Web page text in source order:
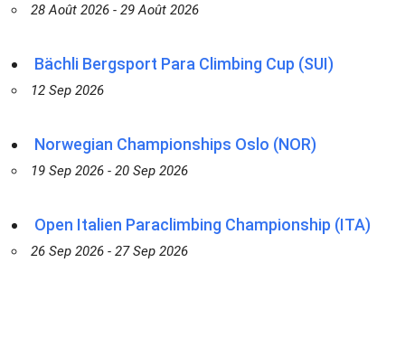
28 Août 2026 - 29 Août 2026
Bächli Bergsport Para Climbing Cup (SUI)
12 Sep 2026
Norwegian Championships Oslo (NOR)
19 Sep 2026 - 20 Sep 2026
Open Italien Paraclimbing Championship (ITA)
26 Sep 2026 - 27 Sep 2026